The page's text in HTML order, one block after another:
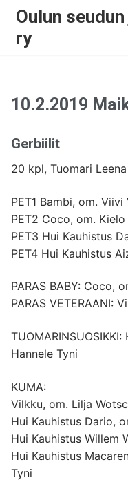
Oulun
ry
10.2.2019
Gerbiilit
20 kpl, Tuomari
PET1 Bambi, om. Viivi
PET2 Coco, om.
PET3 Hui Kauhistus
PET4 Hui Kauhistus
PARAS BABY: Coco,
PARAS VETERAANI:
Hannele Tyni
KUMA:
Vilkku, om. Lilja
Hui Kauhistus Dario,
Hui Kauhistus Willem
Hui Kauhistus
Tyni